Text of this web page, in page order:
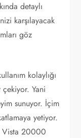
detaylı
karşılayacak
göz
kolaylığı
Yani
sunuyor. İçim
yetiyor.
Vista 20000